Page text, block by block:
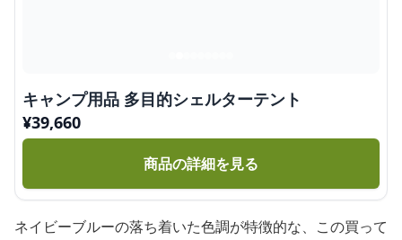
キャンプ用品 多目的シェルターテント
¥39,660
商品の詳細を見る
ネイビーブルーの落ち着いた色調が特徴的な、この買って